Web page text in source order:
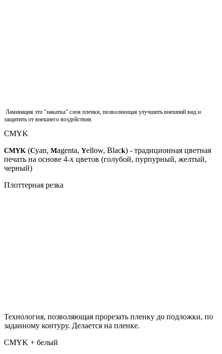
Ламинация это "накатка" слоя пленки, позволяющая улучшить внешний вид и
защитить от внешнего воздействия.
CMYK
CMYK (Cyan, Magenta, Yellow, Black) - традиционная цветная
печать на основе 4-х цветов (голубой, пурпурный, желтый,
черный)
Плоттерная резка
Технология, позволяющая прорезать пленку до подложки, по
заданному контуру. Делается на пленке.
CMYK + белый